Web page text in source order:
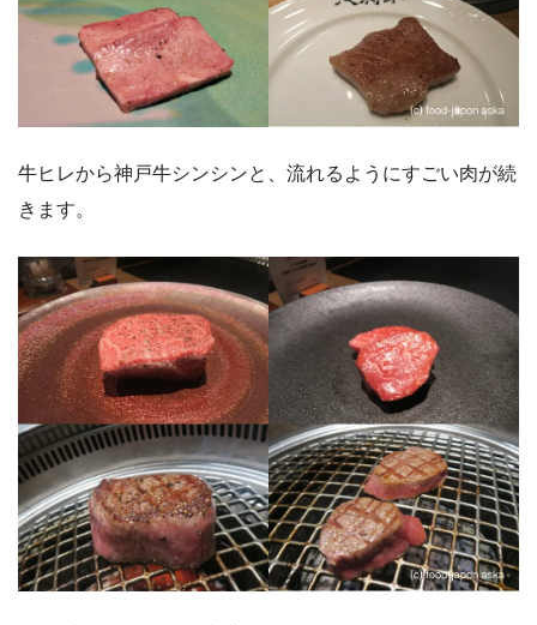
牛ヒレから神戸牛シンシンと、流れるようにすごい肉が続
きます。